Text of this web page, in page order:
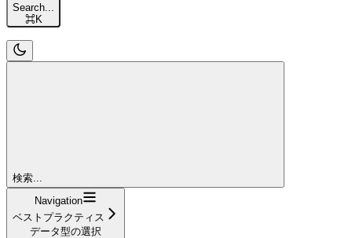
Search...
⌘K
検索...
Navigation
ベストプラクティス
データ型の選択